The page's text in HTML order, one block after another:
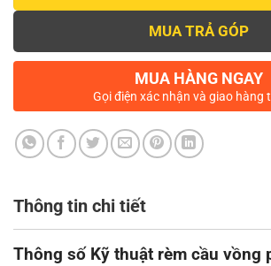
MUA TRẢ GÓP
MUA HÀNG NGAY
Gọi điện xác nhận và giao hàng
Thông tin chi tiết
Thông số Kỹ thuật rèm cầu vồng